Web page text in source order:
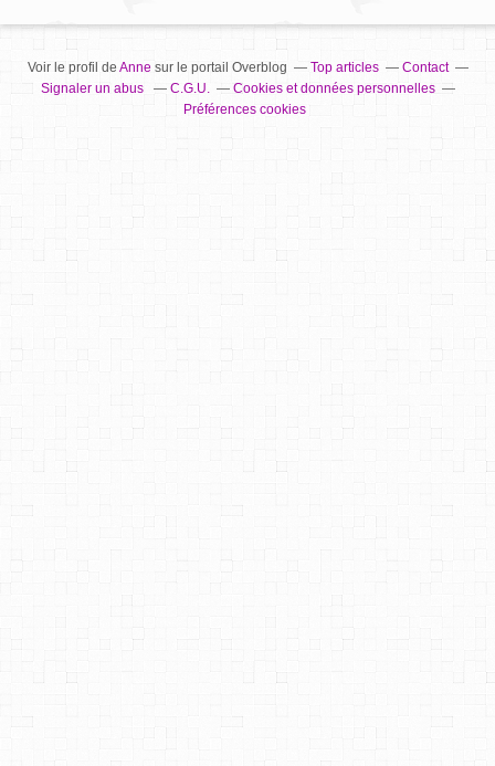
Voir le profil de Annesur le portail Overblog Top articles
Contact
Signaler un abus
C.G.U.
Cookies et données personnelles
Préférences cookies